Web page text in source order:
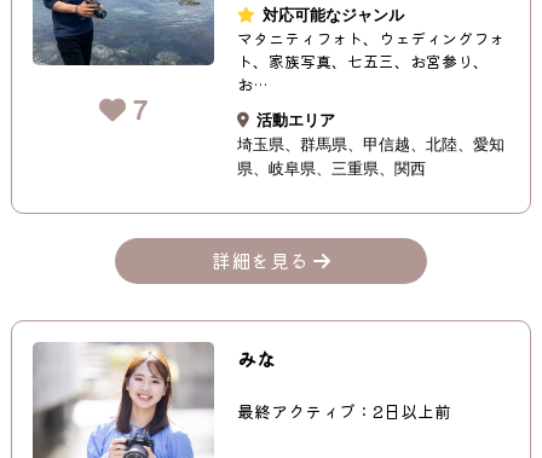
7
対応可能なジャンル
マタニティフォト、ウェディングフォ
ト、家族写真、七五三、お宮参り、
お…
活動エリア
埼玉県
群馬県 甲信越 北陸
愛知
県
岐阜県 三重県 関西
詳細を見る
みな
最終アクティブ：2日以上前